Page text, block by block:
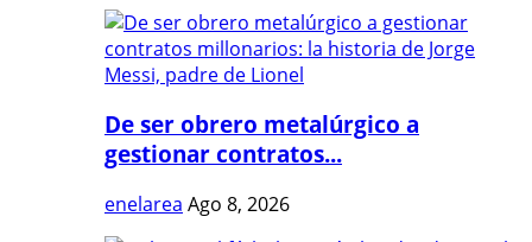
De ser obrero metalúrgico a
gestionar contratos...
enelarea Ago 8, 2026